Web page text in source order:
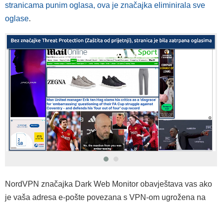
stranicama punim oglasa, ova je značajka eliminirala sve
oglase.
NordVPN značajka Dark Web Monitor obavještava vas ako
je vaša adresa e-pošte povezana s VPN-om ugrožena na